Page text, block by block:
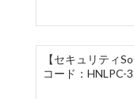
【セキュリティ
コード：HNLPC-